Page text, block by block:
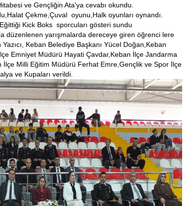
ve Gençliğin Ata'ya cevabı okundu.
Çekme,Çuval oyunu,Halk oyunları oynandı.
Kick Boks sporcuları gösteri sundu
düzenlenen yarışmalarda dereceye giren öğrenci lere
Keban Belediye Başkanı Yücel Doğan,Keban
Emniyet Müdürü Hayati Çavdar,Keban İlçe Jandarma
İlçe Milli Eğitim Müdürü Ferhat Emre,Gençlik ve Spor İlçe
ve Kupaları verildi.